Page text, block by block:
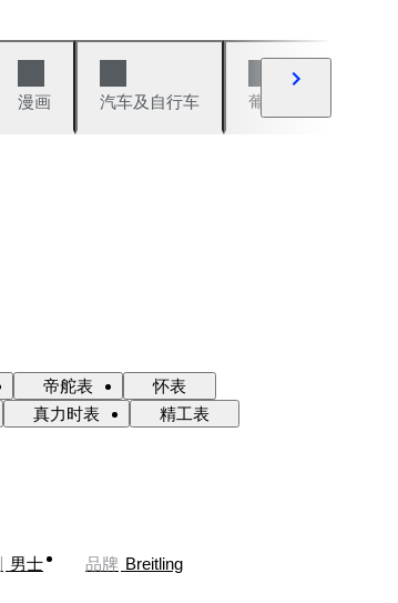
漫画 汽车及自行车 葡萄酒及烈性酒
帝舵表
怀表
真力时表 精工表
男士 品牌 Breitling